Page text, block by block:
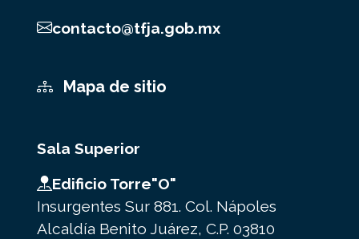
contacto@tfja.gob.mx
Mapa de sitio
Sala Superior
Edificio Torre"O"
Insurgentes Sur 881. Col. Nápoles
Alcaldía Benito Juárez, C.P. 03810